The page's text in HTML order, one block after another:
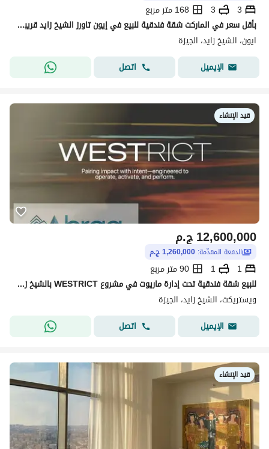
3
3
168 متر مربع
بأقل سعر في الماركت شقة فندقية للبيع في إيون تاورز الشيخ زايد قريبة من المطار
ايون، الشيخ زايد، الجيزة
الإيميل
اتصل
قيد الإنشاء
ج.م12,600,000
الدفعة المقدّمة: 1,260,000 ج.م
1
1
90 متر مربع
للبيع شقة فندقية تحت إدارة ماريوت في مشروع WESTRICT بالشيخ زايد فرصة استثمارية قوية بسعر اللونش
ويستريكت، الشيخ زايد، الجيزة
الإيميل
اتصل
قيد الإنشاء